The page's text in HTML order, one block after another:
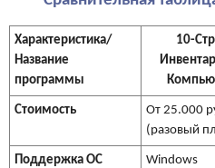
Характеристика/
Название
программы
10-
Стоимость
От 25.000
(разовый
Поддержка ОС Windows